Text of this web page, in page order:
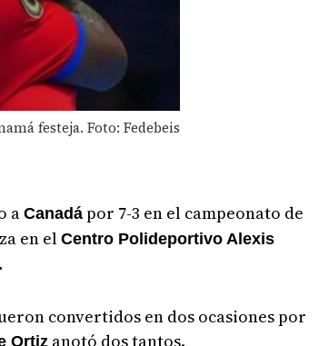
festeja. Foto: Fedebeis
a Canadápor 7-3 en el campeonato de
en el Centro Polideportivo Alexis
convertidos en dos ocasiones por
Ortizanotó dos tantos.